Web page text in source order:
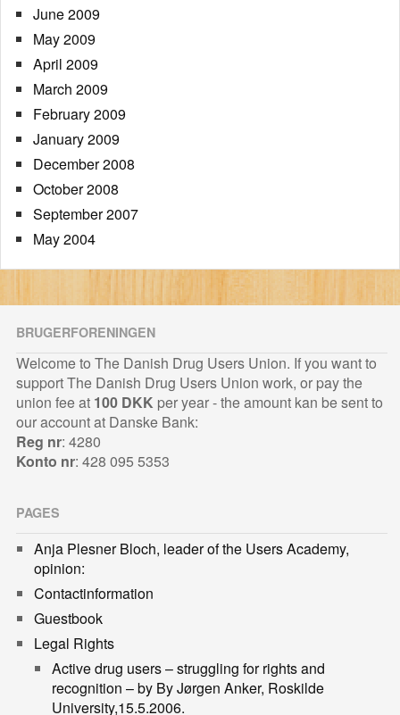
June 2009
May 2009
April 2009
March 2009
February 2009
January 2009
December 2008
October 2008
September 2007
May 2004
BRUGERFORENINGEN
Welcome to The Danish Drug Users Union. If you want to
support The Danish Drug Users Union work, or pay the
union fee at 100 DKK per year - the amount kan be sent to
our account at Danske Bank:
Reg nr: 4280
Konto nr: 428 095 5353
PAGES
Anja Plesner Bloch, leader of the Users Academy,
opinion:
Contactinformation
Guestbook
Legal Rights
Active drug users – struggling for rights and
recognition – by By Jørgen Anker, Roskilde
University,15.5.2006.